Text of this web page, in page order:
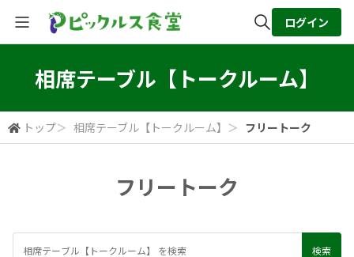
ログイン
相席テーブル【トークルーム】
トップ＞ 相席テーブル【トークルーム】 ＞ フリートーク
フリートーク